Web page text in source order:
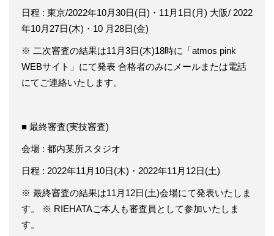
日程 : 東京/2022年10月30日(日)・11月1日(月) 大阪/ 2022
年10月27日(木)・10 月28日(金)
※ 二次審査の結果は11月3日(木)18時に「atmos pink
WEBサイト」にて発表 合格者のみにメールまたは電話
にてご連絡いたします。
■ 最終審査(実技審査)
会場 : 都内某所スタジオ
日程 : 2022年11月10日(木)・2022年11月12日(土)
※ 最終審査の結果は11月12日(土)会場にて発表いたしま
す。 ※ RIEHATAご本人も審査員として参加いたしま
す。